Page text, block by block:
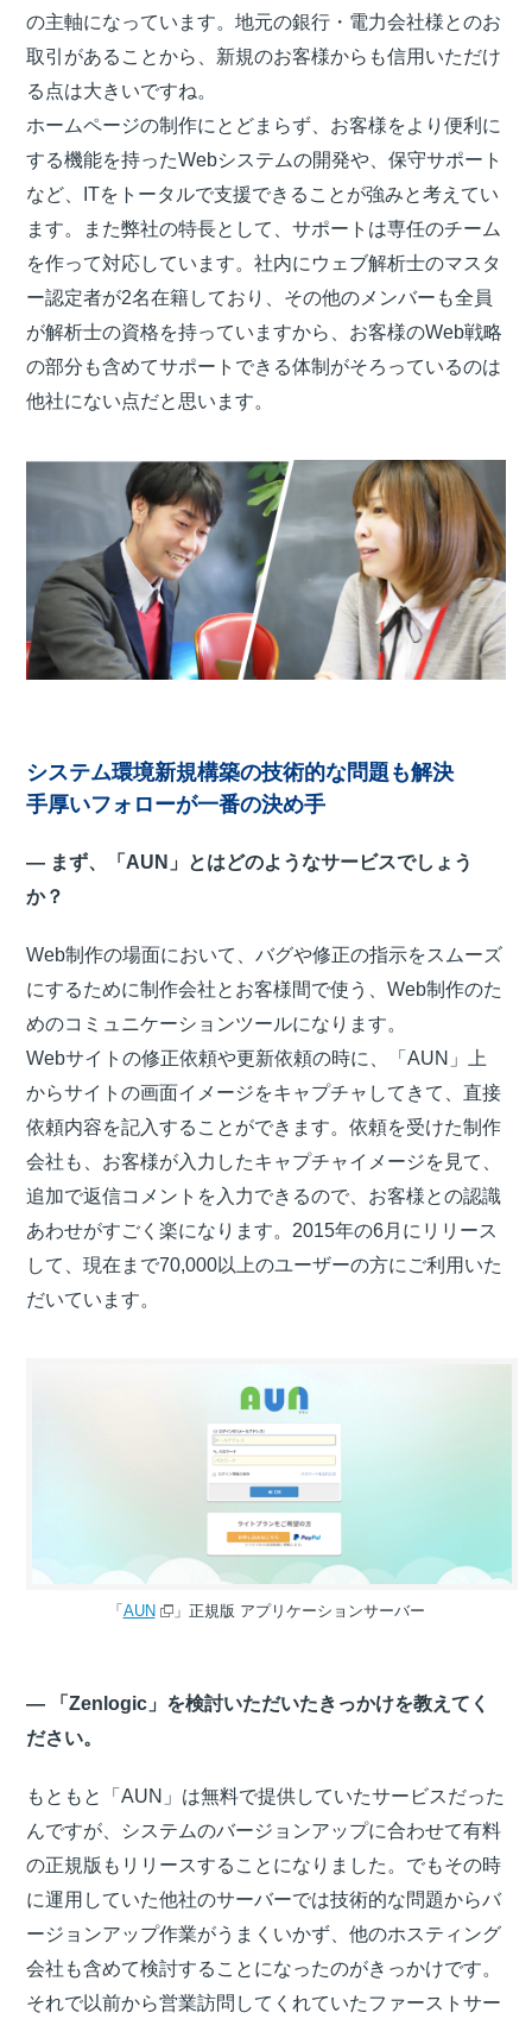
の主軸になっています。地元の銀行・電力会社様とのお
取引があることから、新規のお客様からも信用いただけ
る点は大きいですね。
ホームページの制作にとどまらず、お客様をより便利に
する機能を持ったWebシステムの開発や、保守サポート
など、ITをトータルで支援できることが強みと考えてい
ます。また弊社の特長として、サポートは専任のチーム
を作って対応しています。社内にウェブ解析士のマスタ
ー認定者が2名在籍しており、その他のメンバーも全員
が解析士の資格を持っていますから、お客様のWeb戦略
の部分も含めてサポートできる体制がそろっているのは
他社にない点だと思います。
システム環境新規構築の技術的な問題も解決
手厚いフォローが一番の決め手
― まず、「AUN」とはどのようなサービスでしょう
か？
Web制作の場面において、バグや修正の指示をスムーズ
にするために制作会社とお客様間で使う、Web制作のた
めのコミュニケーションツールになります。
Webサイトの修正依頼や更新依頼の時に、「AUN」上
からサイトの画面イメージをキャプチャしてきて、直接
依頼内容を記入することができます。依頼を受けた制作
会社も、お客様が入力したキャプチャイメージを見て、
追加で返信コメントを入力できるので、お客様との認識
あわせがすごく楽になります。2015年の6月にリリース
して、現在まで70,000以上のユーザーの方にご利用いた
だいています。
「 AUN 」正規版 アプリケーションサーバー
― 「Zenlogic」を検討いただいたきっかけを教えてく
ださい。
もともと「AUN」は無料で提供していたサービスだった
んですが、システムのバージョンアップに合わせて有料
の正規版もリリースすることになりました。でもその時
に運用していた他社のサーバーでは技術的な問題からバ
ージョンアップ作業がうまくいかず、他のホスティング
会社も含めて検討することになったのがきっかけです。
それで以前から営業訪問してくれていたファーストサー